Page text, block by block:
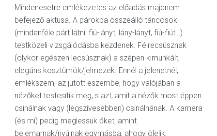
Mindenesetre emlékezetes az előadás majdnem
befejező aktusa. A párokba összeálló táncosok
(mindenféle párt látni: fiú-lányt, lány-lányt, fiú-fiút…)
testközeli vizsgálódásba kezdenek. Félrecsúsznak
(olykor egészen lecsúsznak) a szépen kimunkált,
elegáns kosztümök/jelmezek. Ennél a jelenetnél,
emlékszem, az jutott eszembe, hogy valójában a
nézőket testesítik meg, s azt, amit a nézők most éppen
csinálnak vagy (legszívesebben) csinálnának. A kamera
(és mi) pedig meglessük őket, amint
belemarnak/nyúlnak egymásba, ahogy ölelik,